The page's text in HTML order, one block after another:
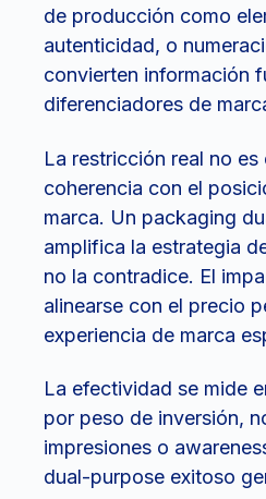
de producción como
autenticidad, o
convierten información
diferenciadores de
La restricción real no
coherencia con el
marca. Un packaging
amplifica la estrategia
no la contradice. El
alinearse con el precio
experiencia de marca
La efectividad se mide
por peso de inversión,
impresiones o
dual-purpose exitoso